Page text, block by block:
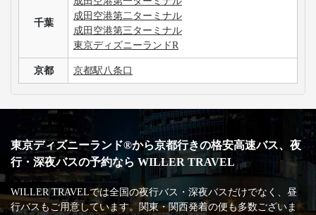
千葉
成田空港第二ターミナル
成田空港第三ターミナル
東京ディズニーランドR
京都 京都駅八条口
東京ディズニーランド®から京都行きの格安高速バス、夜
行・深夜バスの予約なら WILLER TRAVEL
WILLER TRAVELでは全国の夜行バス・深夜バスだけでなく、昼
行バスもご用意しています。関東・関西発着の便も多数ございま